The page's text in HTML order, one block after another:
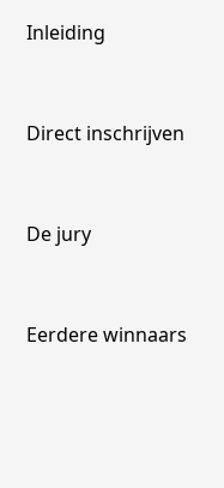
Inleiding
Direct inschrijven
De jury
Eerdere winnaars